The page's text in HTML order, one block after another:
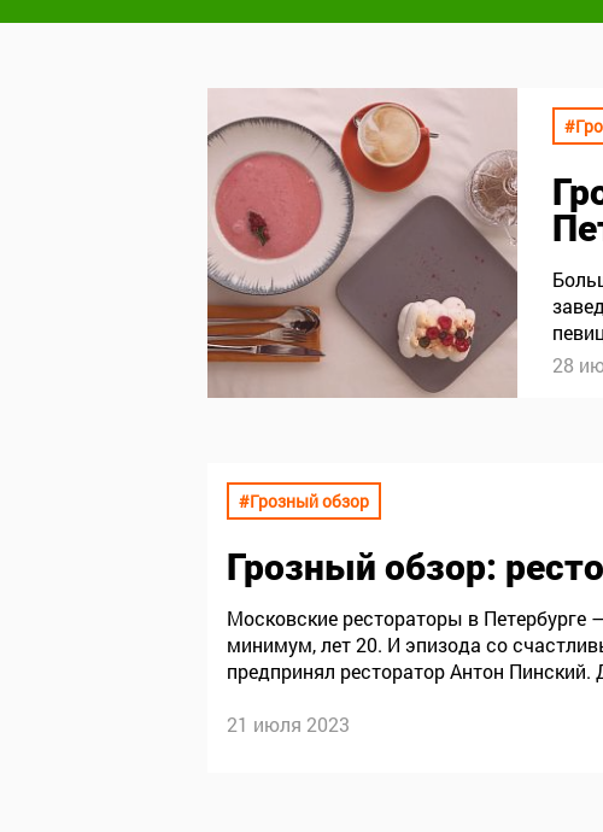
28
#Грозный обзор
Грозный обзор:
Московские рестораторы в
минимум, лет 20. И эпизода со
предпринял ресторатор Антон
21 июля 2023